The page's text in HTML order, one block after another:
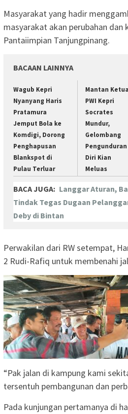
Masyarakat yang hadir
masyarakat akan perubahan dan
Pantaiimpian Tanjungpinang.
BACAAN LAINNYA
Wagub Kepri
Nyanyang Haris
Pratamura
Jemput Bola ke
Komdigi, Dorong
Penghapusan
Blankspot di
Pulau Terluar
Mantan Ketua
PWI Kepri
Socrates
Mundur,
Gelombang
Pengunduran
Diri Kian
Meluas
BACA JUGA: Langgar Aturan,
Tindak Tegas Dugaan
Deby di Bintan
Perwakilan dari RW setempat,
2 Rudi-Rafiq untuk membenahi
“Pak jalan di kampung kami
tersentuh pembangunan dan
Pada kunjungan pertamanya di